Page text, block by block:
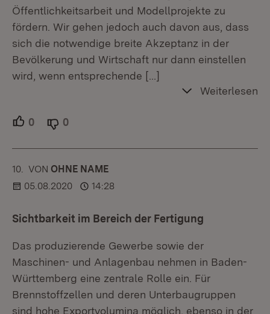
Öffentlichkeitsarbeit und Modellprojekte zu
fördern. Wir gehen jedoch auch davon aus, dass
sich die notwendige breite Akzeptanz in der
Bevölkerung und Wirtschaft nur dann einstellen
wird, wenn entsprechende […]
Weiterlesen
0 Unterstützer.
0
10. KOMMENTAR
VON :OHNE NAME
05.08.2020
14:28
Sichtbarkeit im Bereich der Fertigung
Das produzierende Gewerbe sowie der
Maschinen- und Anlagenbau nehmen in Baden-
Württemberg eine zentrale Rolle ein. Für
Brennstoffzellen und deren Unterbaugruppen
sind hohe Exportvolumina möglich, ebenso in der